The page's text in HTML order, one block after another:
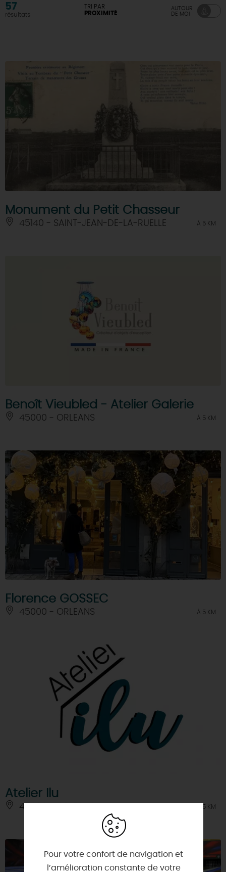
57
résultats
TRI PAR
PROXIMITÉ
AUTOUR
DE MOI
Monument du Petit Chasseur
45140 - SAINT-JEAN-DE-LA-RUELLE À 5 KM
Benoît Vieubled - Atelier Galerie
45000 - ORLEANS À 5 KM
Florence GOSSEC
45000 - ORLEANS À 5 KM
Atelier Ilu
45000 - ORLEANS À 5 KM
Pour votre confort de navigation et
l’amélioration constante de votre